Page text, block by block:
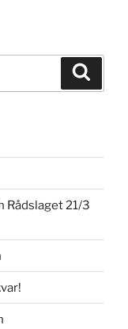
Rådslaget 21/3